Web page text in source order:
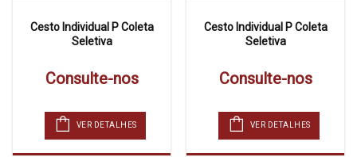
Cesto Individual P Coleta
Seletiva
Consulte-nos
VER DETALHES
Cesto Individual P Coleta
Seletiva
Consulte-nos
VER DETALHES